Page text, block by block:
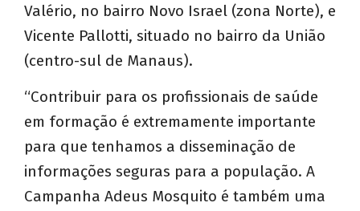
Valério, no bairro Novo Israel (zona Norte), e
Vicente Pallotti, situado no bairro da União
(centro-sul de Manaus).
“Contribuir para os profissionais de saúde
em formação é extremamente importante
para que tenhamos a disseminação de
informações seguras para a população. A
Campanha Adeus Mosquito é também uma